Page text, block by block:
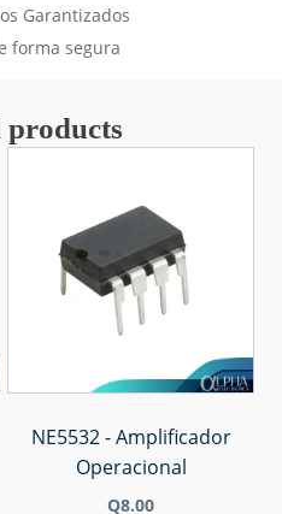
Garantizados
forma segura
products
NE5532 - Amplificador
Operacional
Q8.00